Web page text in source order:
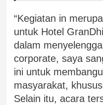
“Kegiatan in
untuk Hotel
dalam
corporate, saya
ini untuk
masyarakat,
Selain itu, acara